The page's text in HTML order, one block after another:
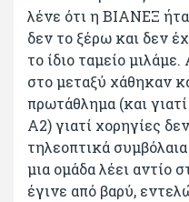
λένε ότι η ΒΙΑΝΕΞ
δεν το ξέρω και δεν
το ίδιο ταμείο
στο μεταξύ χάθηκαν
πρωτάθλημα (και
Α2) γιατί χορηγίες
τηλεοπτικά
μια ομάδα λέει αντίο
έγινε από βαρύ,